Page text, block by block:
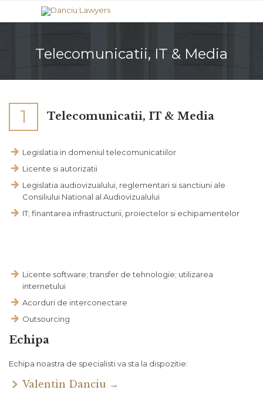
Telecomunicatii, IT & Media
1 Telecomunicatii, IT & Media
Legislatia in domeniul telecomunicatiilor
Licente si autorizatii
Legislatia audiovizualului, reglementari si sanctiuni ale
Consiliului National al Audiovizualului
IT; finantarea infrastructurii, proiectelor si echipamentelor
Licente software; transfer de tehnologie; utilizarea
internetului
Acorduri de interconectare
Outsourcing
Echipa
Echipa noastra de specialisti va sta la dispozitie:
Valentin Danciu →